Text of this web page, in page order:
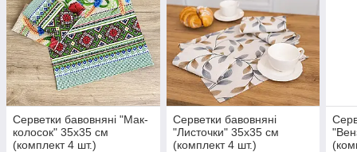
Серветки бавовняні "Мак-
колосок" 35х35 см
(комплект 4 шт.)
Серветки бавовняні
"Листочки" 35х35 см
(комплект 4 шт.)